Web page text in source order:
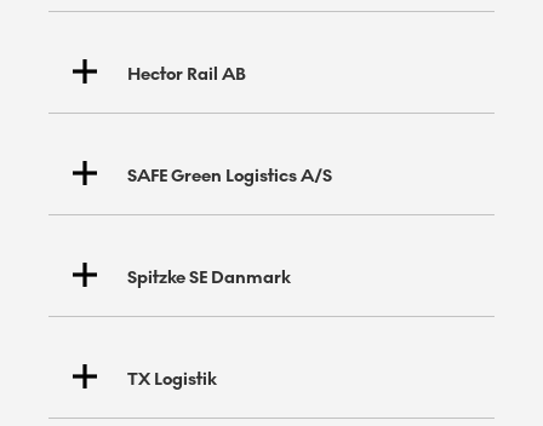
Green Cargo
Hector Rail AB
SAFE Green Logistics A/S
Spitzke SE Danmark
TX Logistik